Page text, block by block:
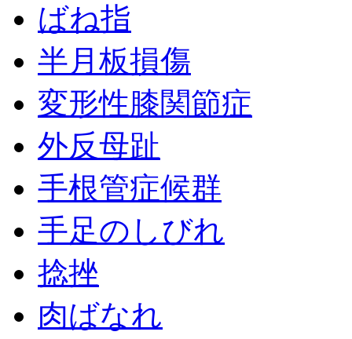
ばね指
半月板損傷
変形性膝関節症
外反母趾
手根管症候群
手足のしびれ
捻挫
肉ばなれ